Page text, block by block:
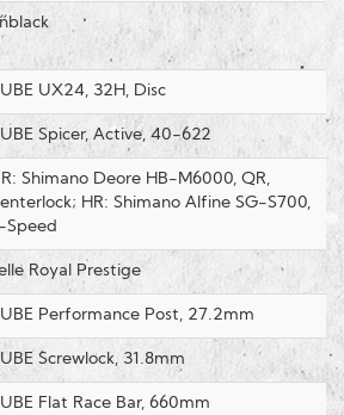
UX24, 32H, Disc
Spicer, Active, 40-622
Shimano Deore HB-M6000, QR,
HR: Shimano Alfine SG-S700,
Speed
Royal Prestige
Performance Post, 27.2mm
Screwlock, 31.8mm
Flat Race Bar, 660mm